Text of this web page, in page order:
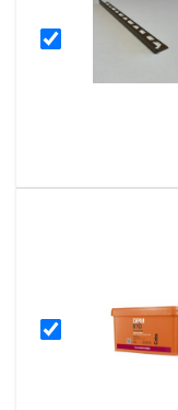
Neutrale
De Loft serie is
tinten, van lichte
nuances. Deze
een rustig
tinten combineert,
stijlvol resultaat dat